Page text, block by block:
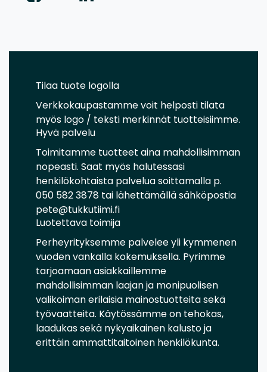
Tilaa tuote logolla
Verkkokaupastamme voit helposti tilata
myös logo / teksti merkinnät tuotteisiimme.
Hyvä palvelu
Toimitamme tuotteet aina mahdollisimman
nopeasti. Saat myös halutessasi
henkilökohtaista palvelua soittamalla p.
050 582 3878 tai lähettämällä sähköpostia
pete@tukkutiimi.fi
Luotettava toimija
Perheyrityksemme palvelee yli kymmenen
vuoden vankalla kokemuksella. Pyrimme
tarjoamaan asiakkaillemme
mahdollisimman laajan ja monipuolisen
valikoiman erilaisia mainostuotteita sekä
työvaatteita. Käytössämme on tehokas,
laadukas sekä nykyaikainen kalusto ja
erittäin ammattitaitoinen henkilökunta.